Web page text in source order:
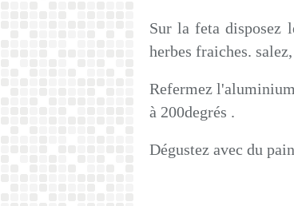
Sur la feta disposez
herbes fraiches.
Refermez
à 200degrés .
Dégustez avec du